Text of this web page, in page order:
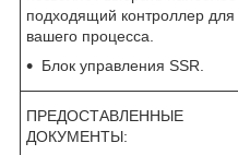
подходящий контроллер для
вашего процесса.
Блок управления SSR.
ПРЕДОСТАВЛЕННЫЕ
ДОКУМЕНТЫ: